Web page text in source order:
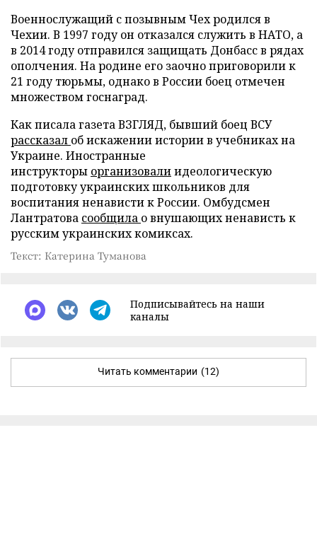
Военнослужащий с позывным Чех родился в
Чехии. В 1997 году он отказался служить в НАТО, а
в 2014 году отправился защищать Донбасс в рядах
ополчения. На родине его заочно приговорили к
21 году тюрьмы, однако в России боец отмечен
множеством госнаград.
Как писала газета ВЗГЛЯД, бывший боец ВСУ
рассказал об искажении истории в учебниках на
Украине. Иностранные
инструкторы организовалиидеологическую
подготовку украинских школьников для
воспитания ненависти к России. Омбудсмен
Лантратова сообщила о внушающих ненависть к
русским украинских комиксах.
Текст: Катерина Туманова
Подписывайтесь на наши
каналы
Читать комментарии (12)